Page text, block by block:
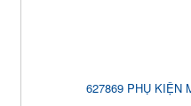
627869 PHỤ KIỆN